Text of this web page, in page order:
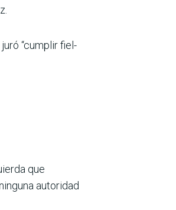
“cumplir fiel­
que
autoridad